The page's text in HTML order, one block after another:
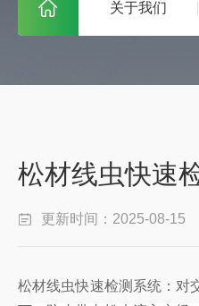
关于我们
松材线虫快速
更新时间：2025-08-15
松材线虫快速检测系统：对